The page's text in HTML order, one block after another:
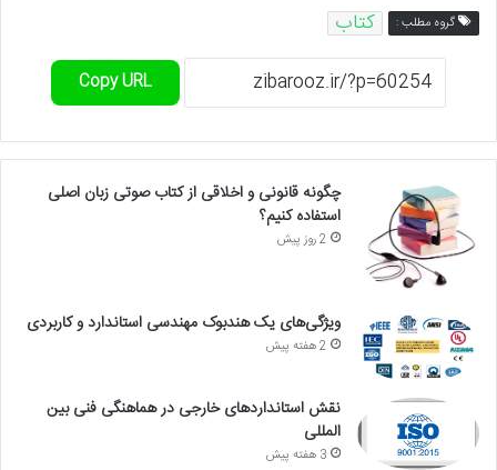
گروه مطلب : کتاب
Copy URL
چگونه قانونی و اخلاقی از کتاب صوتی زبان اصلی
استفاده کنیم؟
2 روز پیش
ویژگی‌های یک هندبوک مهندسی استاندارد و کاربردی
2 هفته پیش
نقش استانداردهای خارجی در هماهنگی فنی بین
المللی
3 هفته پیش